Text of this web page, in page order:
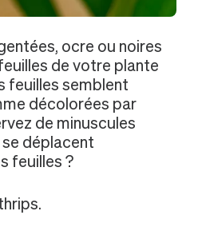
ocre ou noires
de votre plante
feuilles semblent
décolorées par
de minuscules
déplacent
feuilles ?